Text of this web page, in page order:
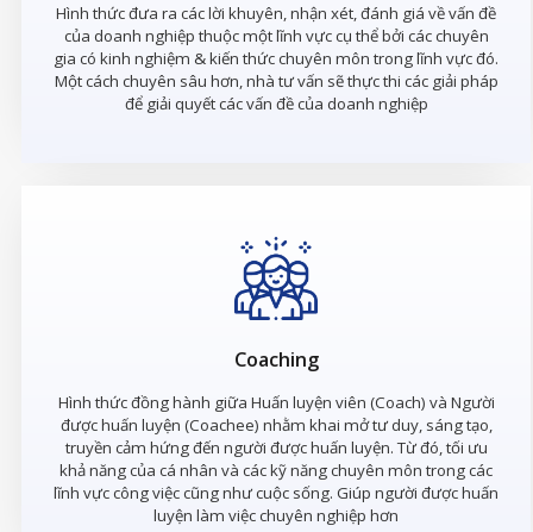
Hình thức đưa ra các lời khuyên, nhận xét, đánh giá về vấn đề
của doanh nghiệp thuộc một lĩnh vực cụ thể bởi các chuyên
gia có kinh nghiệm & kiến thức chuyên môn trong lĩnh vực đó.
Một cách chuyên sâu hơn, nhà tư vấn sẽ thực thi các giải pháp
để giải quyết các vấn đề của doanh nghiệp
Coaching
Hình thức đồng hành giữa Huấn luyện viên (Coach) và Người
được huấn luyện (Coachee) nhằm khai mở tư duy, sáng tạo,
truyền cảm hứng đến người được huấn luyện. Từ đó, tối ưu
khả năng của cá nhân và các kỹ năng chuyên môn trong các
lĩnh vực công việc cũng như cuộc sống. Giúp người được huấn
luyện làm việc chuyên nghiệp hơn